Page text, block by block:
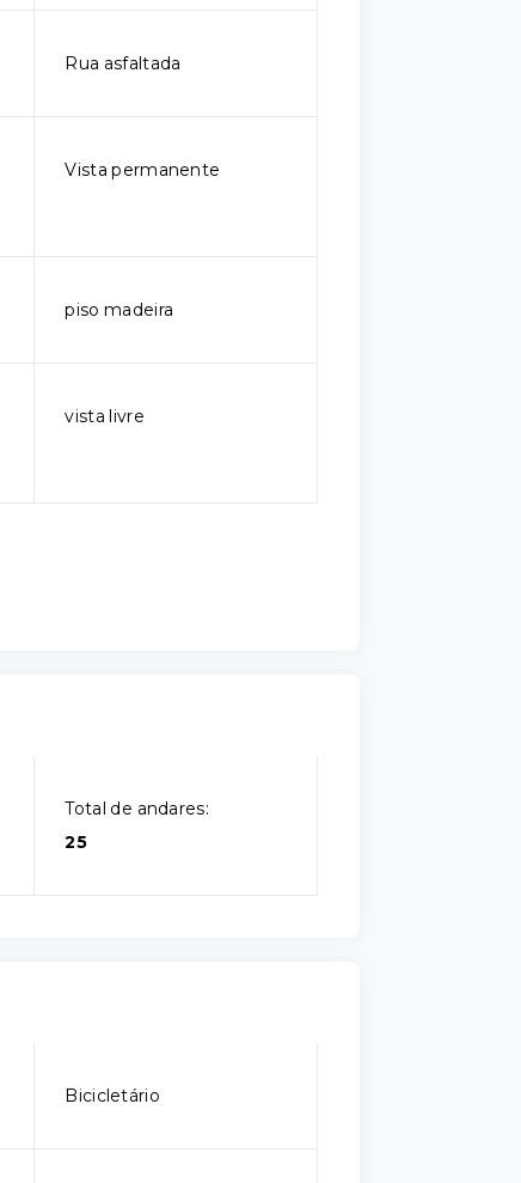
Rua asfaltada
Vista permanente
piso madeira
vista livre
Total de andares:
25
Bicicletário